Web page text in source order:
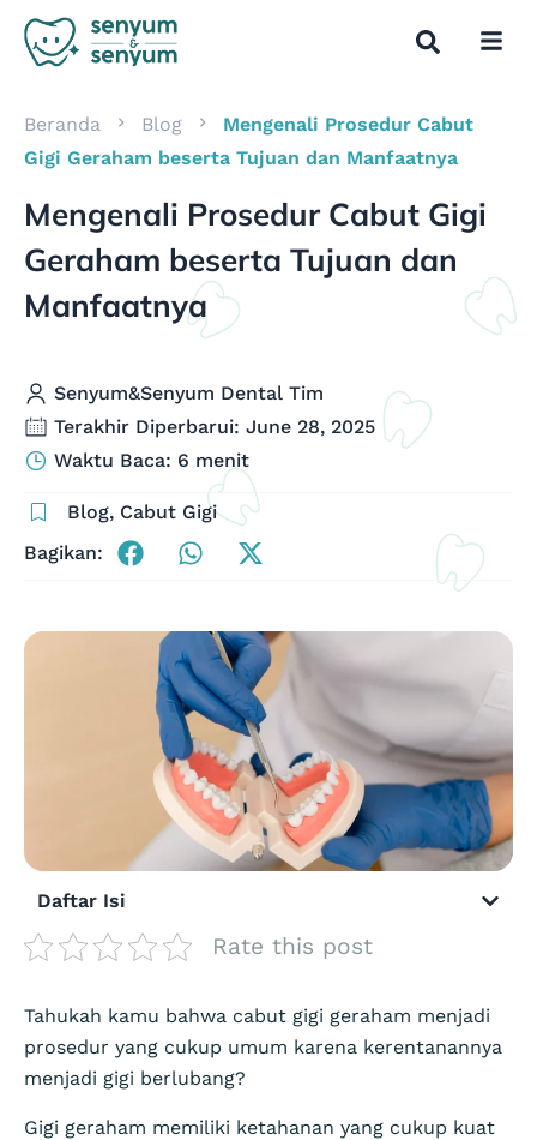
Beranda Blog
Mengenali Prosedur Cabut
Gigi Geraham beserta Tujuan dan Manfaatnya
Mengenali Prosedur Cabut Gigi
Geraham beserta Tujuan dan
Manfaatnya
Senyum&Senyum Dental Tim
Terakhir Diperbarui: June 28, 2025
Waktu Baca: 6 menit
Blog, Cabut Gigi
Bagikan:
Daftar Isi
Rate this post
Tahukah kamu bahwa cabut gigi geraham menjadi
prosedur yang cukup umum karena kerentanannya
menjadi gigi berlubang?
Gigi geraham memiliki ketahanan yang cukup kuat